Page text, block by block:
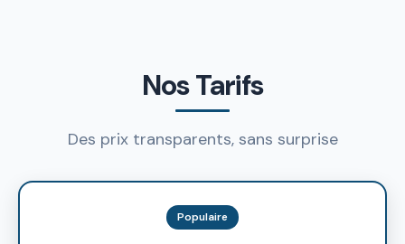
Nos Tarifs
Des prix transparents, sans surprise
Populaire